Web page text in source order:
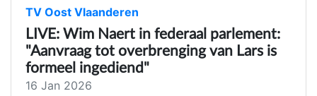
TV Oost Vlaanderen
LIVE: Wim Naert in federaal parlement:
"Aanvraag tot overbrenging van Lars is
formeel ingediend"
16 Jan 2026